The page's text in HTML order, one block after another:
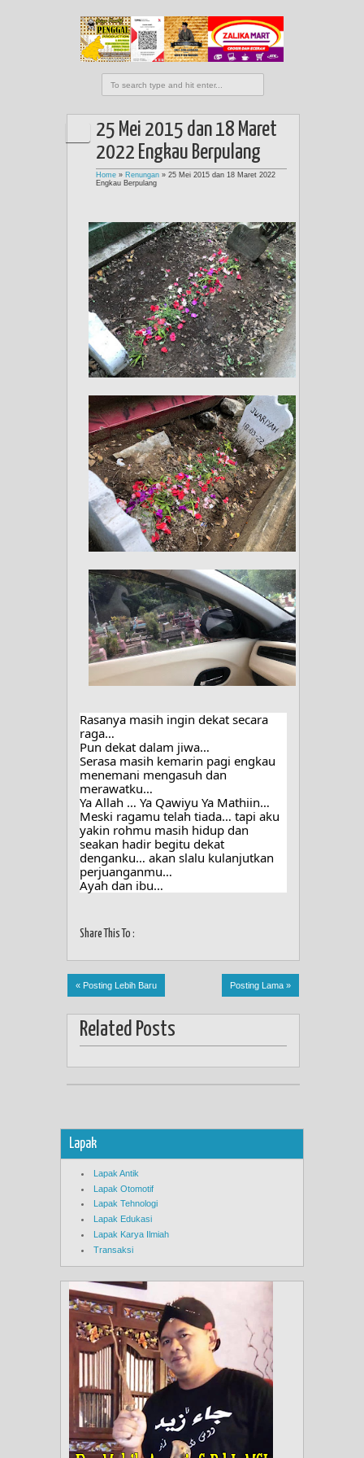
25 Mei 2015 dan 18 Maret
2022 Engkau Berpulang
Home » Renungan » 25 Mei 2015 dan 18 Maret 2022
Engkau Berpulang
Rasanya masih ingin dekat secara
raga…
Pun dekat dalam jiwa…
Serasa masih kemarin pagi engkau
menemani mengasuh dan
merawatku…
Ya Allah … Ya Qawiyu Ya Mathiin…
Meski ragamu telah tiada… tapi aku
yakin rohmu masih hidup dan
seakan hadir begitu dekat
denganku… akan slalu kulanjutkan
perjuanganmu…
Ayah dan ibu…
Share This To :
« Posting Lebih Baru Posting Lama »
Related Posts
Lapak
Lapak Antik
Lapak Otomotif
Lapak Tehnologi
Lapak Edukasi
Lapak Karya Ilmiah
Transaksi